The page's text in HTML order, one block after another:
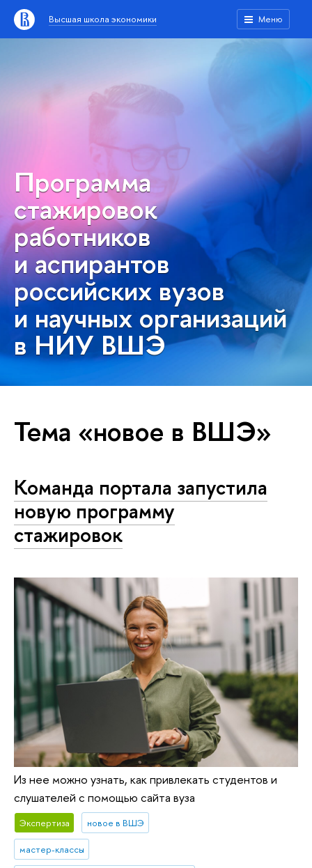
Высшая школа экономики Меню
Программа
стажировок
работников
и аспирантов
российских вузов
и научных организаций
в НИУ ВШЭ
Тема «новое в ВШЭ»
Команда портала запустила
новую программу
стажировок
Из нее можно узнать, как привлекать студентов и
слушателей с помощью сайта вуза
Экспертиза новое в ВШЭ
мастер-классы